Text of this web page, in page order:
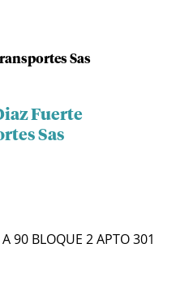
Sas
Fuerte
Sas
90 BLOQUE 2 APTO 301